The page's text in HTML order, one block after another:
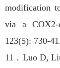
modification
via a COX2-
123(5): 730-
11 ． Luo D,